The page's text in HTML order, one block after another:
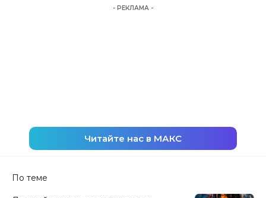
- РЕКЛАМА -
Читайте нас в МАКС
По теме